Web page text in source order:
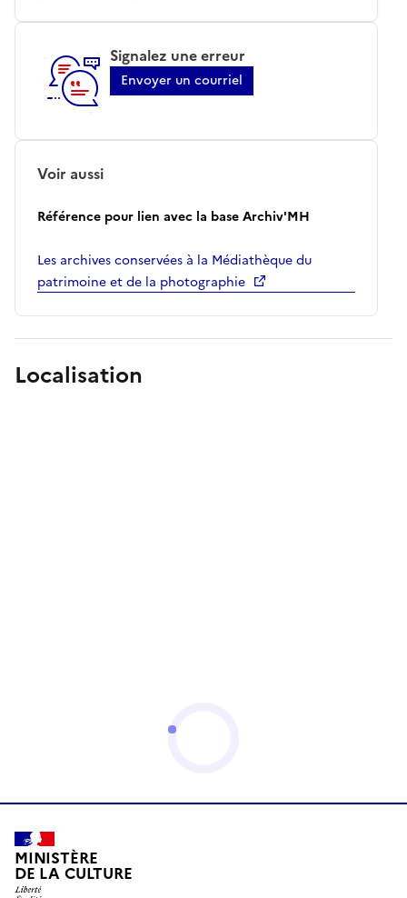
Signalez une erreur
Envoyer un courriel
Voir aussi
Référence pour lien avec la base Archiv'MH
Les archives conservées à la Médiathèque du
patrimoine et de la photographie
Localisation
MINISTÈRE
DE LA CULTURE